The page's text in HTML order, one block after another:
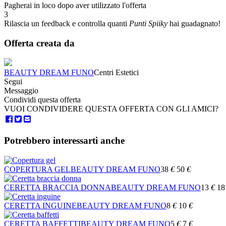
Pagherai in loco dopo aver utilizzato l'offerta
3
Rilascia un feedback e controlla quanti Punti Spiiky hai guadagnato!
Offerta creata da
BEAUTY DREAM FUNOCentri Estetici
Segui
Messaggio
Condividi questa offerta
VUOI CONDIVIDERE QUESTA OFFERTA CON GLI AMICI?
Potrebbero interessarti anche
COPERTURA GELBEAUTY DREAM FUNO38 € 50 €
CERETTA BRACCIA DONNABEAUTY DREAM FUNO13 € 18
CERETTA INGUINEBEAUTY DREAM FUNO8 € 10 €
CERETTA BAFFETTIBEAUTY DREAM FUNO5 € 7 €